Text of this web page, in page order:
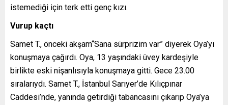
istemediği için terk etti genç kızı.
Vurup kaçtı
Samet T., önceki akşam“Sana sürprizim var” diyerek Oya’yı
konuşmaya çağırdı. Oya, 13 yaşındaki üvey kardeşiyle
birlikte eski nişanlısıyla konuşmaya gitti. Gece 23.00
sıralarıydı. Samet T., İstanbul Sarıyer’de Kılıçpınar
Caddesi’nde, yanında getirdiği tabancasını çıkarıp Oya’ya